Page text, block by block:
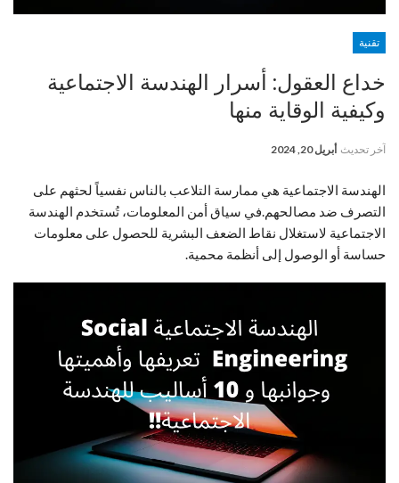
تقنية
خداع العقول: أسرار الهندسة الاجتماعية
وكيفية الوقاية منها
آخر تحديث أبريل 20, 2024
الهندسة الاجتماعية هي ممارسة التلاعب بالناس نفسياً لحثهم على
التصرف ضد مصالحهم.في سياق أمن المعلومات، تُستخدم الهندسة
الاجتماعية لاستغلال نقاط الضعف البشرية للحصول على معلومات
حساسة أو الوصول إلى أنظمة محمية.